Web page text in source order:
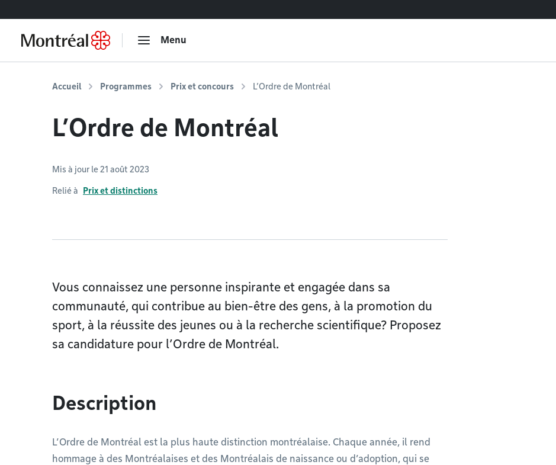
Menu
Accueil Programmes Prix et concours L’Ordre de Montréal
L’Ordre de Montréal
Mis à jour le 21 août 2023
Relié à Prix et distinctions
Vous connaissez une personne inspirante et engagée dans sa
communauté, qui contribue au bien-être des gens, à la promotion du
sport, à la réussite des jeunes ou à la recherche scientifique? Proposez
sa candidature pour l’Ordre de Montréal.
Description
L’Ordre de Montréal est la plus haute distinction montréalaise. Chaque année, il rend
hommage à des Montréalaises et des Montréalais de naissance ou d’adoption, qui se